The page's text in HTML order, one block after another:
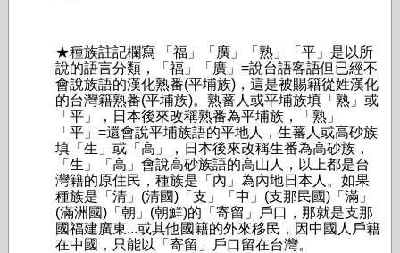
★種族註記欄寫 「福」「廣」「熟」「平」是以所
說的語言分類，「福」「廣」=說台語客語但已經不
會說­族語的漢化熟番(平埔族)，這是被賜籍從姓漢化
的台灣籍熟番(平埔族)。熟蕃人或平埔­族填「熟」或
「平」，日本後來改稱熟番為平埔族，「熟」
「平」=還會說平埔族語的平地­人，生蕃人或高砂族
填「生」或「高」，日本後來改稱生番為高砂族，
「生」「高」會說高­砂族語的高山人，以上都是台
灣籍的原住民，種族是「內」為內地日本人。如果
種族是「清­」(清國)「支」「中」(支那民國)「滿」
(滿洲國)「朝」(朝鮮)的「寄留」戶口，­那就是支那
國福建廣東...或其他國籍的外­來移民，因中國人戶籍
在中國，只能以「寄­留」戶口留在台灣。